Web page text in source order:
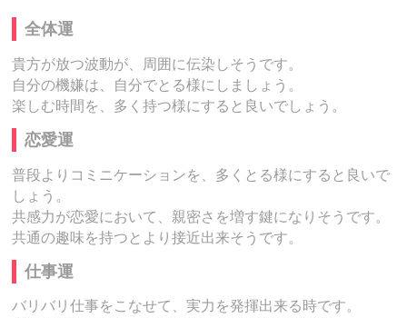
全体運
貴方が放つ波動が、周囲に伝染しそうです。
自分の機嫌は、自分でとる様にしましょう。
楽しむ時間を、多く持つ様にすると良いでしょう。
恋愛運
普段よりコミニケーションを、多くとる様にすると良いで
しょう。
共感力が恋愛において、親密さを増す鍵になりそうです。
共通の趣味を持つとより接近出来そうです。
仕事運
バリバリ仕事をこなせて、実力を発揮出来る時です。